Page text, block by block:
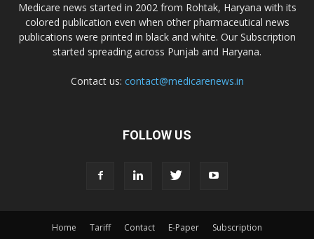
Medicare news started in 2002 from Rohtak, Haryana with its
colored publication even when other pharmaceutical news
publications were printed in black and white. Our Subscription
started spreading across Punjab and Haryana.
Contact us: contact@medicarenews.in
FOLLOW US
Home Tariff Contact E-Paper Subscription